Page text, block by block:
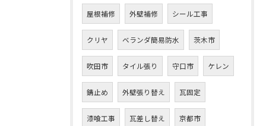
屋根補修 外壁補修 シール工事
クリヤ ベランダ簡易防水 茨木市
吹田市 タイル張り 守口市 ケレン
錆止め 外壁張り替え 瓦固定
漆喰工事 瓦差し替え 京都市